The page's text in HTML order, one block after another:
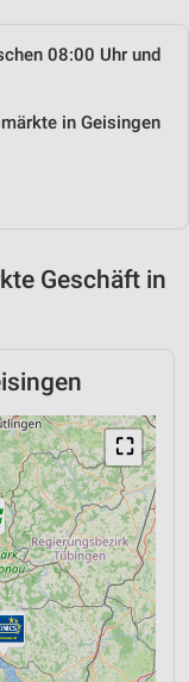
08:00 Uhr und
in Geisingen
Geschäft in
⛶